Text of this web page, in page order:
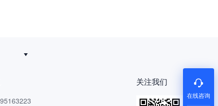
回
关注我们
在线咨询